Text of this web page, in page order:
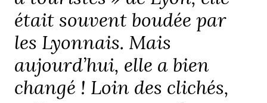
était souvent boudée par
les Lyonnais. Mais
aujourd’hui, elle a bien
changé ! Loin des clichés,